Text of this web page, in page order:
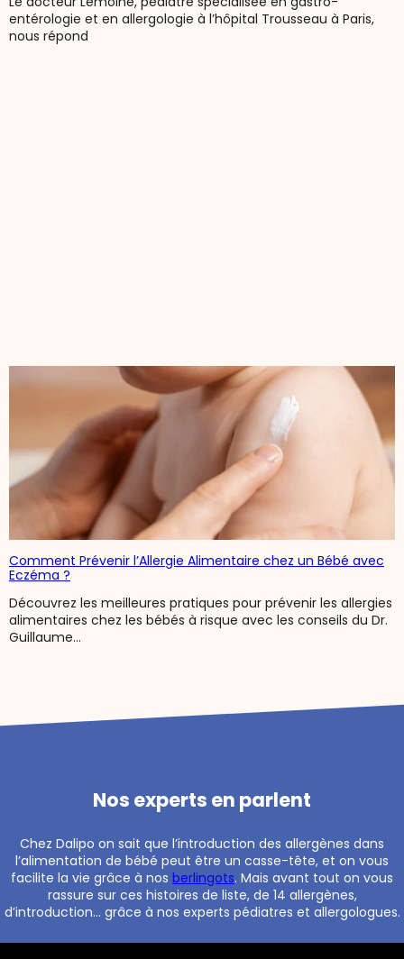
entérologie et en allergologie à l’hôpital Trousseau à Paris,
nous répond
Comment Prévenir l’Allergie Alimentaire chez un Bébé avec
Eczéma ?
Découvrez les meilleures pratiques pour prévenir les allergies
alimentaires chez les bébés à risque avec les conseils du Dr.
Guillaume...
Nos experts en parlent
Chez Dalipo on sait que l’introduction des allergènes dans
l’alimentation de bébé peut être un casse-tête, et on vous
facilite la vie grâce à nos berlingots. Mais avant tout on vous
rassure sur ces histoires de liste, de 14 allergènes,
d’introduction… grâce à nos experts pédiatres et allergologues.